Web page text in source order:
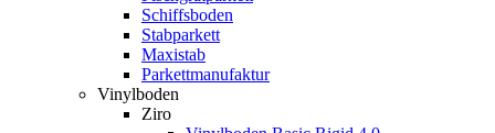
Schiffsboden
Stabparkett
Maxistab
Parkettmanufaktur
Vinylboden
Ziro